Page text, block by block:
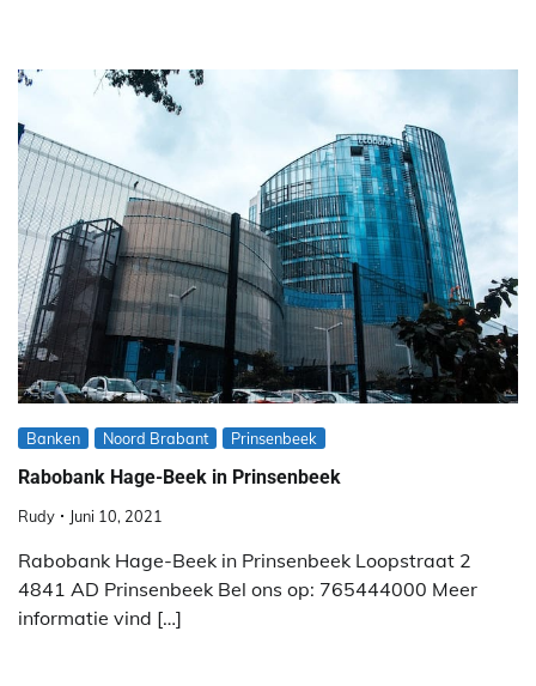
Banken Noord Brabant Prinsenbeek
Rabobank Hage-Beek in Prinsenbeek
Rudy Juni 10, 2021
Rabobank Hage-Beek in Prinsenbeek Loopstraat 2
4841 AD Prinsenbeek Bel ons op: 765444000 Meer
informatie vind […]